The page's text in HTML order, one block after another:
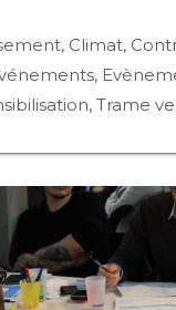
, Climat,
,
, Trame